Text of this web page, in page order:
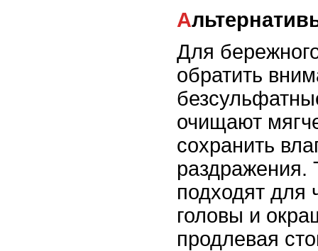
Для
обратить
очищают
сохранить
раздражения.
подходят для
головы и
продлевая